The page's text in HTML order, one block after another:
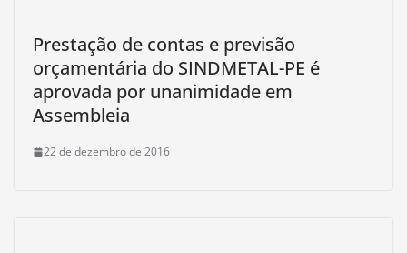
Prestação de contas e previsão
orçamentária do SINDMETAL-PE é
aprovada por unanimidade em
Assembleia
22 de dezembro de 2016